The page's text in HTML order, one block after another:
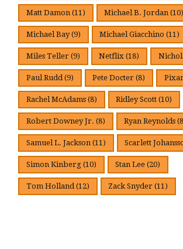
Matt Damon (11) Michael B. Jordan (10)
Michael Bay(9) Michael Giacchino (11)
Miles Teller (9) Netflix (18)
Paul Rudd(9) Pete Docter (8)
Rachel McAdams (8) Ridley Scott (10)
Robert Downey Jr. (8) Ryan Reynolds
Samuel L. Jackson (11) Scarlett
Simon Kinberg (10) Stan Lee (20)
Tom Holland(12) Zack Snyder (11)